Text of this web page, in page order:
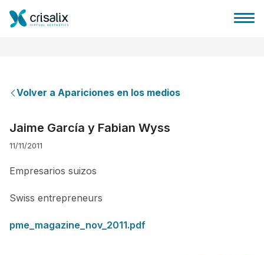
Plataforma 3D de negocio
Reseñas de pacientes
Volver a Apariciones en los medios
Jaime García y Fabian Wyss
11/11/2011
Empresarios suizos
Swiss entrepreneurs
pme_magazine_nov_2011.pdf